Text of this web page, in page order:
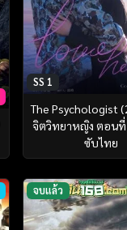
SS 1
The Psychologist
จิตวิทยาหญิง ตอนที่
ซับไทย
จบแล้ว